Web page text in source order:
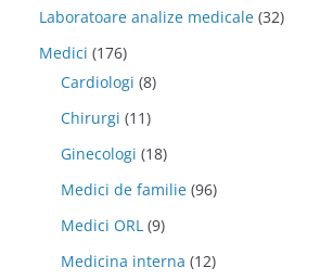
Laboratoare analize medicale (32)
Medici (176)
Cardiologi (8)
Chirurgi (11)
Ginecologi (18)
Medici de familie (96)
Medici ORL (9)
Medicina interna (12)